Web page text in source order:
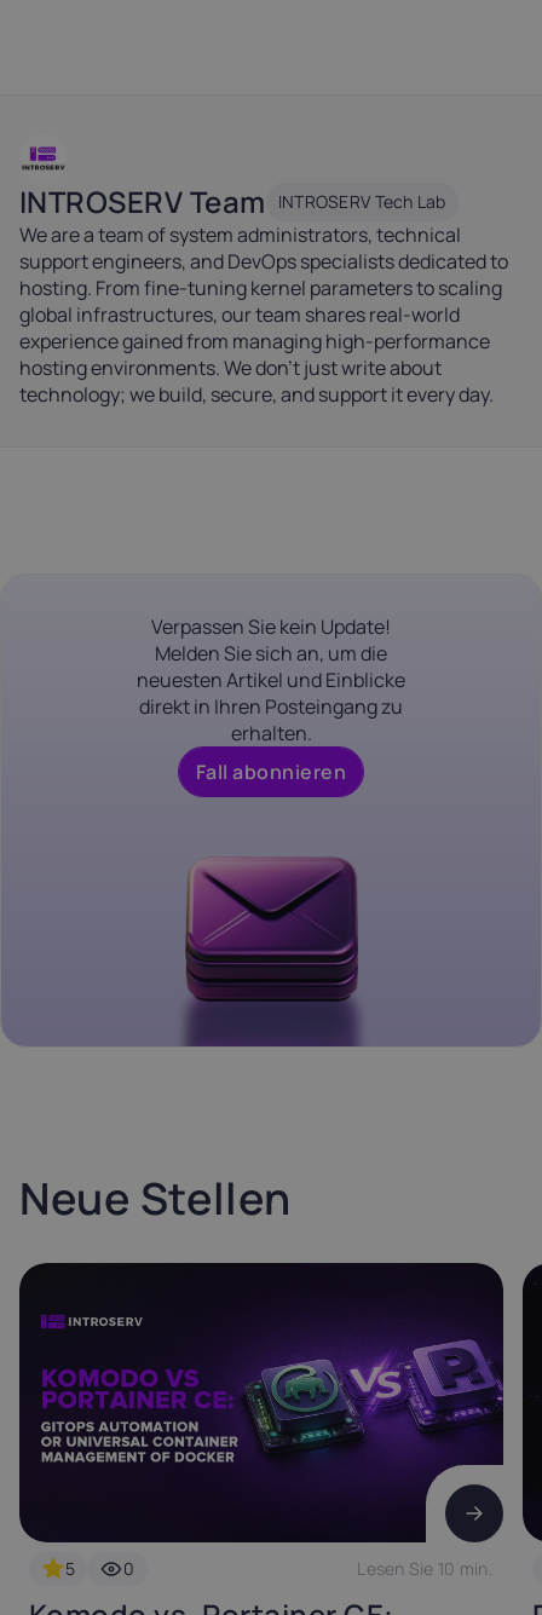
INTROSERV Team INTROSERV Tech Lab
We are a team of system administrators, technical
support engineers, and DevOps specialists dedicated to
hosting. From fine-tuning kernel parameters to scaling
global infrastructures, our team shares real-world
experience gained from managing high-performance
hosting environments. We don't just write about
technology; we build, secure, and support it every day.
Verpassen Sie kein Update!
Melden Sie sich an, um die
neuesten Artikel und Einblicke
direkt in Ihren Posteingang zu
erhalten.
Fall abonnieren
Neue Stellen
5 0 Lesen Sie 10 min.